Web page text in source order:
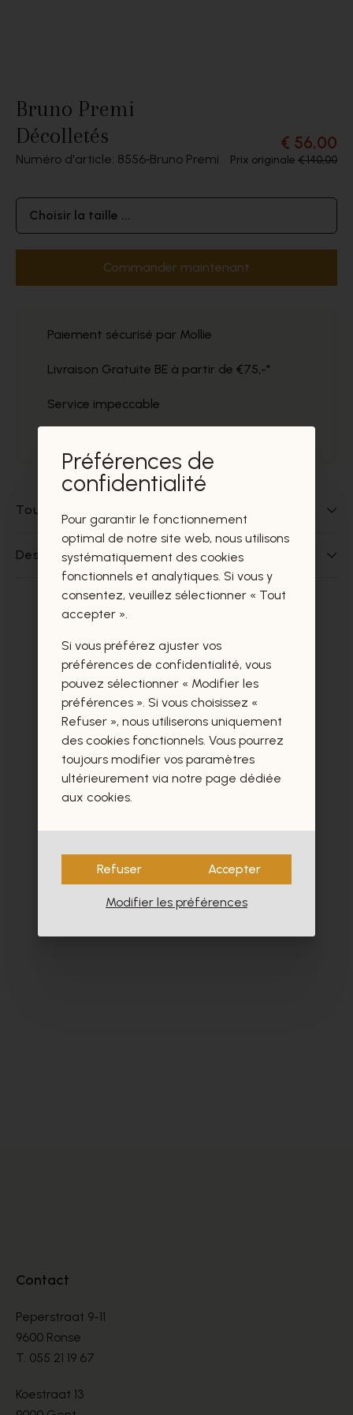
Bruno Premi
Décolletés
Numéro d'article: 8556 Bruno Premi
€ 56,00
Prix originale € 140,00
Choisir la taille ...
Commander maintenant
Paiement sécurisé par Mollie
Livraison Gratuite BE à partir de €75,-*
Service impeccable
Tout sur ce produit
Des questions sur ce produit?
Ces produits vous intéresseront
certainement aussi.
Contact
Peperstraat 9-11
9600 Ronse
T. 055 21 19 67
Koestraat 13
Préférences de
confidentialité
Pour garantir le fonctionnement
optimal de notre site web, nous utilisons
systématiquement des cookies
fonctionnels et analytiques. Si vous y
consentez, veuillez sélectionner « Tout
accepter ».
Si vous préférez ajuster vos
préférences de confidentialité, vous
pouvez sélectionner « Modifier les
préférences ». Si vous choisissez «
Refuser », nous utiliserons uniquement
des cookies fonctionnels. Vous pourrez
toujours modifier vos paramètres
ultérieurement via notre page dédiée
aux cookies.
Refuser Accepter
Modifier les préférences